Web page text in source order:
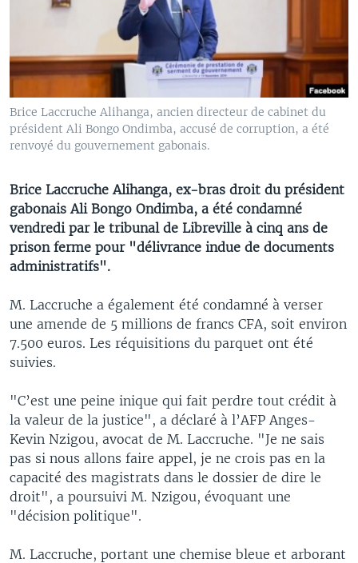
Brice Laccruche Alihanga, ancien directeur de cabinet du
président Ali Bongo Ondimba, accusé de corruption, a été
renvoyé du gouvernement gabonais.
Brice Laccruche Alihanga, ex-bras droit du président
gabonais Ali Bongo Ondimba, a été condamné
vendredi par le tribunal de Libreville à cinq ans de
prison ferme pour "délivrance indue de documents
administratifs".
M. Laccruche a également été condamné à verser
une amende de 5 millions de francs CFA, soit environ
7.500 euros. Les réquisitions du parquet ont été
suivies.
"C’est une peine inique qui fait perdre tout crédit à
la valeur de la justice", a déclaré à l’AFP Anges-
Kevin Nzigou, avocat de M. Laccruche. "Je ne sais
pas si nous allons faire appel, je ne crois pas en la
capacité des magistrats dans le dossier de dire le
droit", a poursuivi M. Nzigou, évoquant une
"décision politique".
M. Laccruche, portant une chemise bleue et arborant